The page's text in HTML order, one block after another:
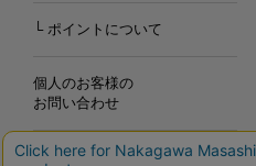
└ ポイントについて
個人のお客様の
お問い合わせ